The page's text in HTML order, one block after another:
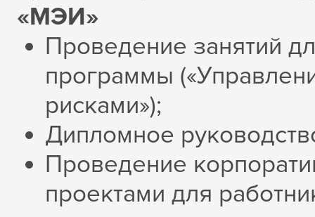
«МЭИ»
Проведение занятий
программы
рисками»);
Дипломное
Проведение
проектами для